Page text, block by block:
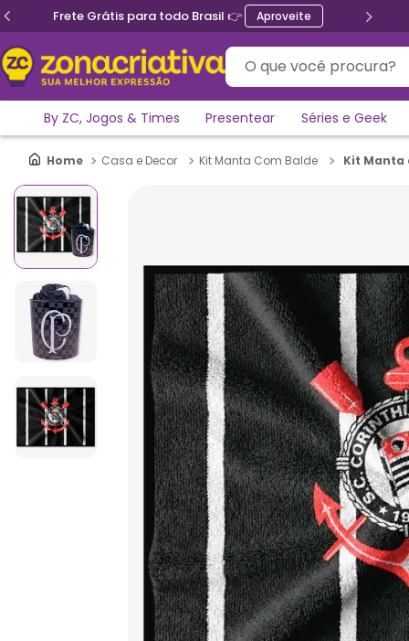
👉 Aproveite Ganhe 5% de desconto no
O que você procura?
By ZC, Jogos & Times Presentear Séries e Geek
Casa e Decor Kit Manta Com Balde Kit Manta